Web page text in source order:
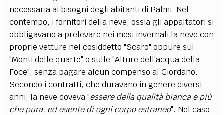
necessaria ai bisogni degli abitanti di Palmi. Nel
contempo, i fornitori della neve, ossia gli appaltatori si
obbligavano a prelevare nei mesi invernali la neve con
proprie vetture nel cosiddetto "Scaro" oppure sui
"Monti delle quarte" o sulle "Alture dell'acqua della
Foce", senza pagare alcun compenso al Giordano.
Secondo i contratti, che duravano in genere diversi
anni, la neve doveva "essere della qualità bianca e più
che pura, ed esente di ogni corpo estraneo". Nel caso